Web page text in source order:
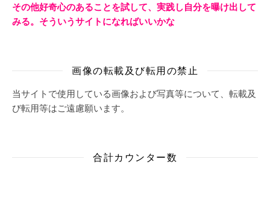
その他好奇心のあることを試して、実践し自分を曝け出して
みる。そういうサイトになればいいかな
画像の転載及び転用の禁止
当サイトで使用している画像および写真等について、転載及
び転用等はご遠慮願います。
合計カウンター数